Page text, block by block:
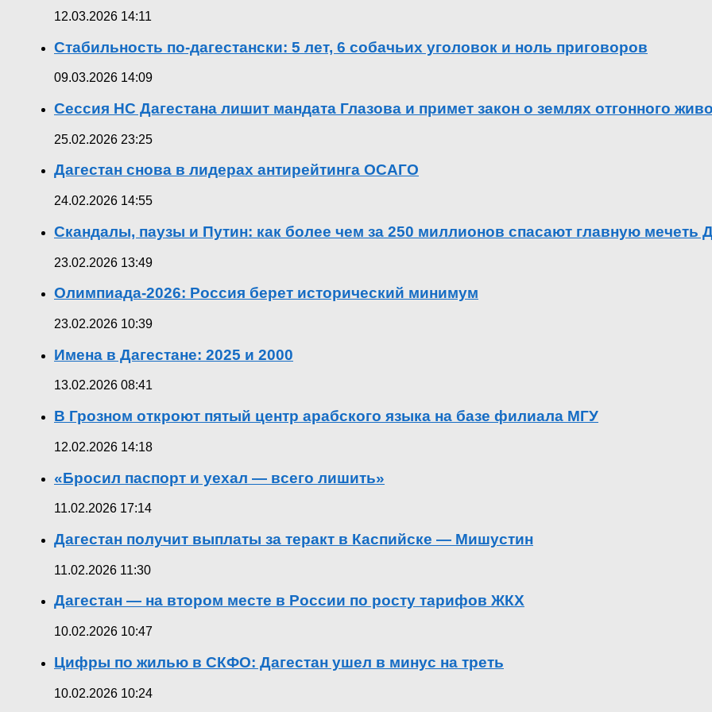
12.03.2026 14:11
Стабильность по-дагестански: 5 лет, 6 собачьих уголовок и ноль приговоров
09.03.2026 14:09
Сессия НС Дагестана лишит мандата Глазова и примет закон о землях отгонного
25.02.2026 23:25
Дагестан снова в лидерах антирейтинга ОСАГО
24.02.2026 14:55
Скандалы, паузы и Путин: как более чем за 250 миллионов спасают главную мечеть
23.02.2026 13:49
Олимпиада-2026: Россия берет исторический минимум
23.02.2026 10:39
Имена в Дагестане: 2025 и 2000
13.02.2026 08:41
В Грозном откроют пятый центр арабского языка на базе филиала МГУ
12.02.2026 14:18
«Бросил паспорт и уехал — всего лишить»
11.02.2026 17:14
Дагестан получит выплаты за теракт в Каспийске — Мишустин
11.02.2026 11:30
Дагестан — на втором месте в России по росту тарифов ЖКХ
10.02.2026 10:47
Цифры по жилью в СКФО: Дагестан ушел в минус на треть
10.02.2026 10:24